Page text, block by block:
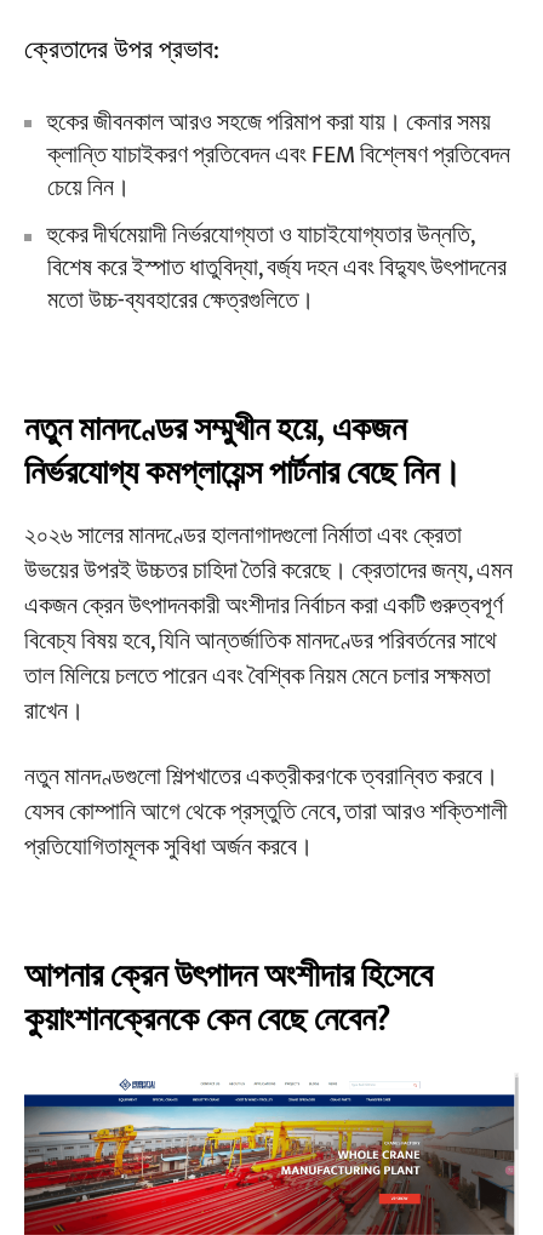
ক্রেতাদের উপর প্রভাব:
হুকের জীবনকাল আরও সহজে পরিমাপ করা যায়। কেনার সময়
ক্লান্তি যাচাইকরণ প্রতিবেদন এবং FEM বিশ্লেষণ প্রতিবেদন
চেয়ে নিন।
হুকের দীর্ঘমেয়াদী নির্ভরযোগ্যতা ও যাচাইযোগ্যতার উন্নতি,
বিশেষ করে ইস্পাত ধাতুবিদ্যা, বর্জ্য দহন এবং বিদ্যুৎ উৎপাদনের
মতো উচ্চ-ব্যবহারের ক্ষেত্রগুলিতে।
নতুন মানদণ্ডের সম্মুখীন হয়ে, একজন
নির্ভরযোগ্য কমপ্লায়েন্স পার্টনার বেছে নিন।
২০২৬ সালের মানদণ্ডের হালনাগাদগুলো নির্মাতা এবং ক্রেতা
উভয়ের উপরই উচ্চতর চাহিদা তৈরি করেছে। ক্রেতাদের জন্য, এমন
একজন ক্রেন উৎপাদনকারী অংশীদার নির্বাচন করা একটি গুরুত্বপূর্ণ
বিবেচ্য বিষয় হবে, যিনি আন্তর্জাতিক মানদণ্ডের পরিবর্তনের সাথে
তাল মিলিয়ে চলতে পারেন এবং বৈশ্বিক নিয়ম মেনে চলার সক্ষমতা
রাখেন।
নতুন মানদণ্ডগুলো শিল্পখাতের একত্রীকরণকে ত্বরান্বিত করবে।
যেসব কোম্পানি আগে থেকে প্রস্তুতি নেবে, তারা আরও শক্তিশালী
প্রতিযোগিতামূলক সুবিধা অর্জন করবে।
আপনার ক্রেন উৎপাদন অংশীদার হিসেবে
কুয়াংশানক্রেনকে কেন বেছে নেবেন?